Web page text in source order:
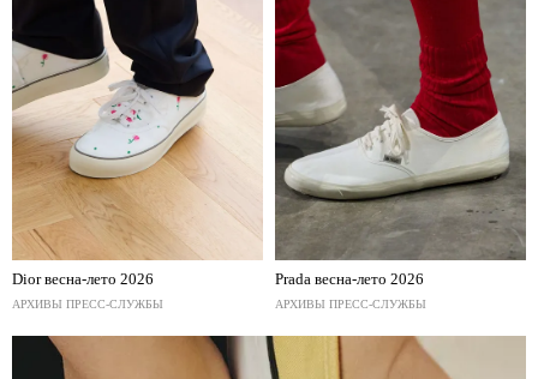
Dior весна-лето 2026
АРХИВЫ ПРЕСС-СЛУЖБЫ
Prada весна-лето 2026
АРХИВЫ ПРЕСС-СЛУЖБЫ